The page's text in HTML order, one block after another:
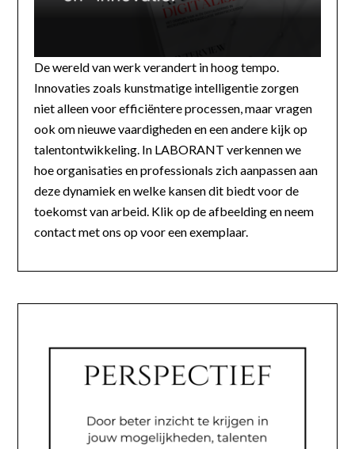
De wereld van werk verandert in hoog tempo.
Innovaties zoals kunstmatige intelligentie zorgen
niet alleen voor efficiëntere processen, maar vragen
ook om nieuwe vaardigheden en een andere kijk op
talentontwikkeling. In LABORANT verkennen we
hoe organisaties en professionals zich aanpassen aan
deze dynamiek en welke kansen dit biedt voor de
toekomst van arbeid. Klik op de afbeelding en neem
contact met ons op voor een exemplaar.